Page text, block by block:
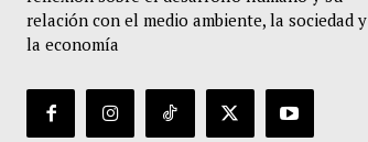
relación con el medio ambiente, la sociedad y
la economía